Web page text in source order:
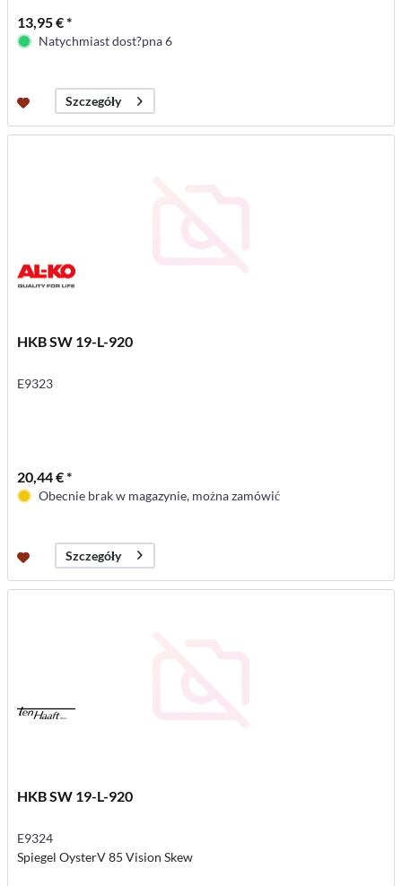
13,95 € *
Natychmiast dost?pna 6
Szczegóły
HKB SW 19-L-920
E9323
20,44 € *
Obecnie brak w magazynie, można zamówić
Szczegóły
HKB SW 19-L-920
E9324
Spiegel OysterV 85 Vision Skew